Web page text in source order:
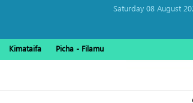
Kimataifa
Picha‎ - Filamu‎